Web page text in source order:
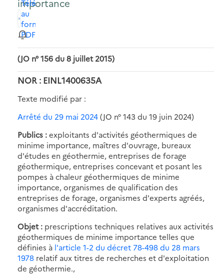
importance
Télécharger
au
format
PDF
(JO n° 156 du 8 juillet 2015)
NOR : EINL1400635A
Texte modifié par :
Arrêté du 29 mai 2024(JO n° 143 du 19 juin 2024)
Publics :exploitants d'activités géothermiques de
minime importance, maîtres d'ouvrage, bureaux
d'études en géothermie, entreprises de forage
géothermique, entreprises concevant et posant les
pompes à chaleur géothermiques de minime
importance, organismes de qualification des
entreprises de forage, organismes d'experts agréés,
organismes d'accréditation.
Objet : prescriptions techniques relatives aux activités
géothermiques de minime importance telles que
définies à l'article 1-2 du décret 78-498 du 28 mars
1978 relatif aux titres de recherches et d'exploitation
de géothermie.,